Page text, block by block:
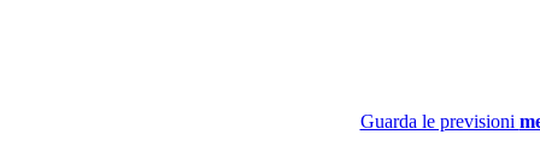
Guarda le previsioni